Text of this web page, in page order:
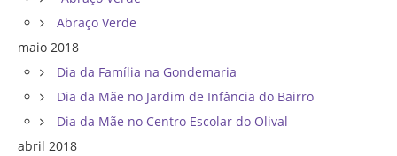
Abraço Verde
maio 2018
Dia da Família na Gondemaria
Dia da Mãe no Jardim de Infância do Bairro
Dia da Mãe no Centro Escolar do Olival
abril 2018